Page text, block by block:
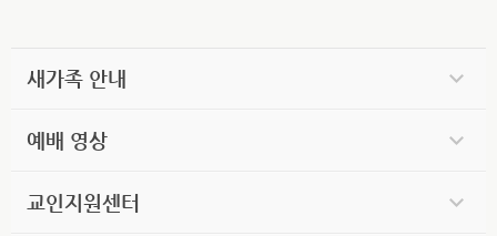
새가족 안내
예배 영상
교인지원센터